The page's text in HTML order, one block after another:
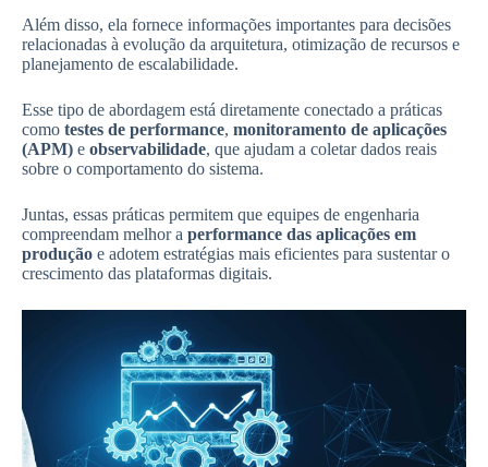
Além disso, ela fornece informações importantes para decisões
relacionadas à evolução da arquitetura, otimização de recursos e
planejamento de escalabilidade.
Esse tipo de abordagem está diretamente conectado a práticas
como testes de performance, monitoramento de aplicações
(APM) e observabilidade, que ajudam a coletar dados reais
sobre o comportamento do sistema.
Juntas, essas práticas permitem que equipes de engenharia
compreendam melhor a performance das aplicações em
produção e adotem estratégias mais eficientes para sustentar o
crescimento das plataformas digitais.